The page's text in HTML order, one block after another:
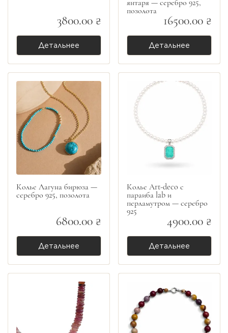
3800.00 ₴
Детальнее
янтаря — серебро 925,
позолота
16500.00 ₴
Детальнее
Колье Лагуна бирюза —
серебро 925, позолота
6800.00 ₴
Детальнее
Колье Art-deco с
параиба lab и
перламутром — серебро
925
4900.00 ₴
Детальнее